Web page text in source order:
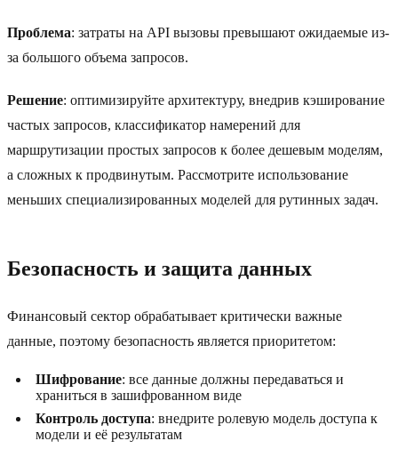
Проблема: затраты на API вызовы превышают ожидаемые из-
за большого объема запросов.
Решение: оптимизируйте архитектуру, внедрив кэширование
частых запросов, классификатор намерений для
маршрутизации простых запросов к более дешевым моделям,
а сложных к продвинутым. Рассмотрите использование
меньших специализированных моделей для рутинных задач.
Безопасность и защита данных
Финансовый сектор обрабатывает критически важные
данные, поэтому безопасность является приоритетом:
Шифрование: все данные должны передаваться и
храниться в зашифрованном виде
Контроль доступа: внедрите ролевую модель доступа к
модели и её результатам